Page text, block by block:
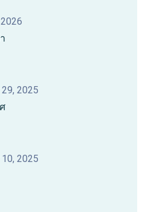
2025
2025